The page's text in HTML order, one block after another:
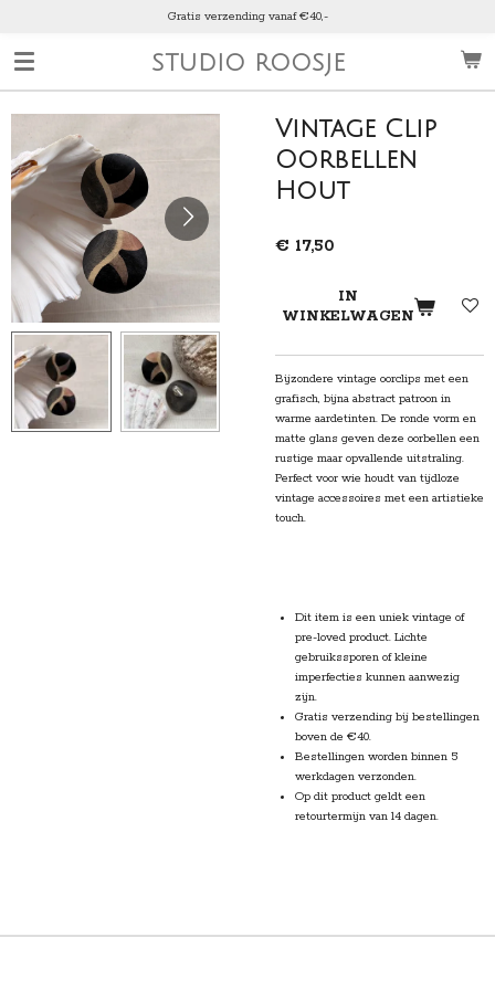
naar
STUDIO ROOSJE
Gratis verzending vanaf €40,-
Vintage Clip
Oorbellen
Hout
€ 17,50
IN
WINKELWAGEN
Bijzondere vintage oorclips met een
grafisch, bijna abstract patroon in
warme aardetinten. De ronde vorm en
matte glans geven deze oorbellen een
rustige maar opvallende uitstraling.
Perfect voor wie houdt van tijdloze
vintage accessoires met een artistieke
touch.
Dit item is een uniek vintage of
pre-loved product. Lichte
gebruikssporen of kleine
imperfecties kunnen aanwezig
zijn.
Gratis verzending bij bestellingen
boven de €40.
Bestellingen worden binnen 5
werkdagen verzonden.
Op dit product geldt een
retourtermijn van 14 dagen.